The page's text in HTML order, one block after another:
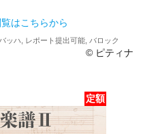
はこちらから
ッハ, レポート提出可能, バロック
© ピティナ
定額